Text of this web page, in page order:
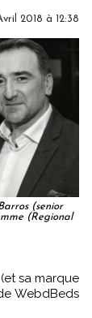
2018 à 12:38
(senior
(Regional
WebdBeds